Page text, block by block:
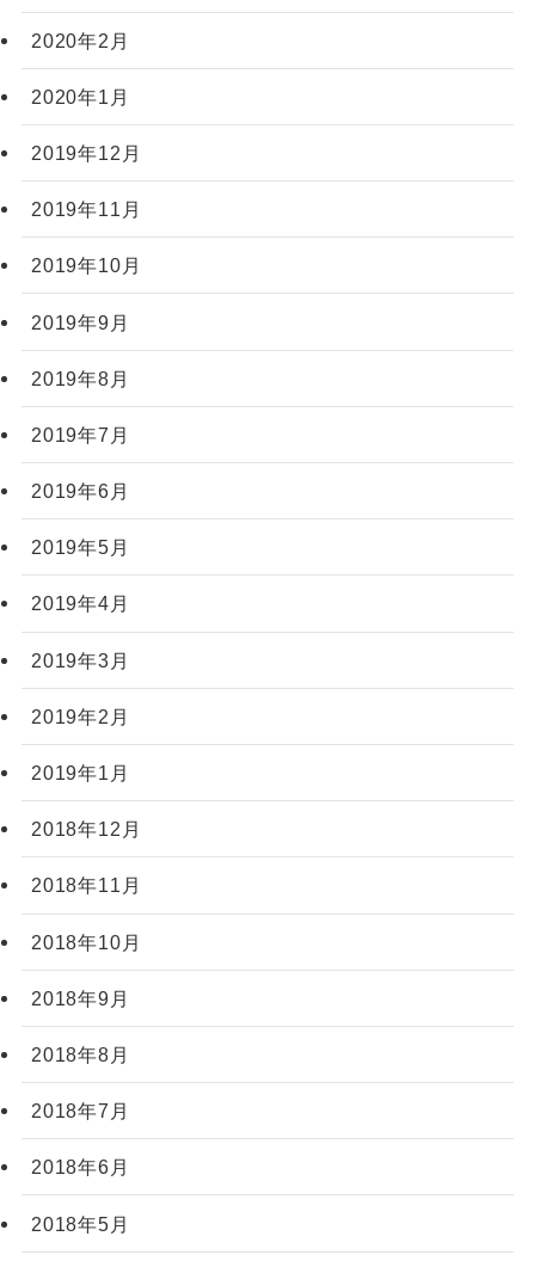
2020年2月
2020年1月
2019年12月
2019年11月
2019年10月
2019年9月
2019年8月
2019年7月
2019年6月
2019年5月
2019年4月
2019年3月
2019年2月
2019年1月
2018年12月
2018年11月
2018年10月
2018年9月
2018年8月
2018年7月
2018年6月
2018年5月